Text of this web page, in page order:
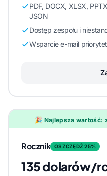
PDF, DOCX, XLSX,
JSON
Dostęp zespołu i
Wsparcie e-mail
🎉 Najlepsza wartość:
Rocznik OSZCZĘDŹ 25%
135 dolarów/